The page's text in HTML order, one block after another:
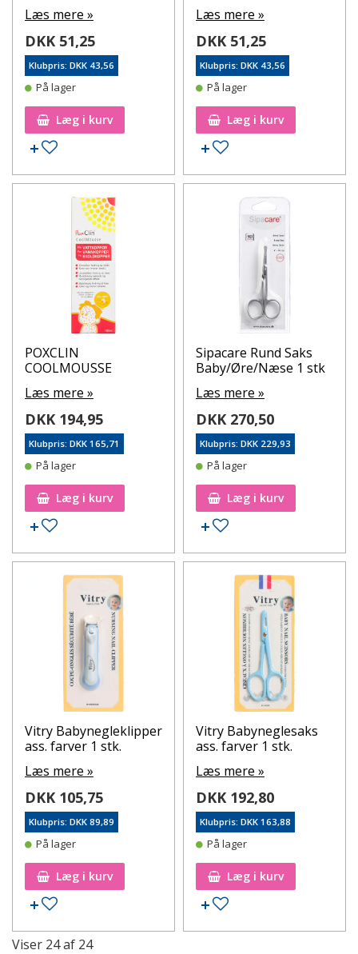
Læs mere »
DKK 51,25
Klubpris: DKK 43,56
På lager
Læg i kurv
Tilføj til ønskeseddel
Læs mere »
DKK 51,25
Klubpris: DKK 43,56
På lager
Læg i kurv
Tilføj til ønskeseddel
POXCLIN
COOLMOUSSE
Læs mere »
DKK 194,95
Klubpris: DKK 165,71
På lager
Læg i kurv
Tilføj til ønskeseddel
Sipacare Rund Saks
Baby/Øre/Næse 1 stk
Læs mere »
DKK 270,50
Klubpris: DKK 229,93
På lager
Læg i kurv
Tilføj til ønskeseddel
Vitry Babynegleklipper
ass. farver 1 stk.
Læs mere »
DKK 105,75
Klubpris: DKK 89,89
På lager
Læg i kurv
Tilføj til ønskeseddel
Vitry Babyneglesaks
ass. farver 1 stk.
Læs mere »
DKK 192,80
Klubpris: DKK 163,88
På lager
Læg i kurv
Tilføj til ønskeseddel
Viser 24af 24